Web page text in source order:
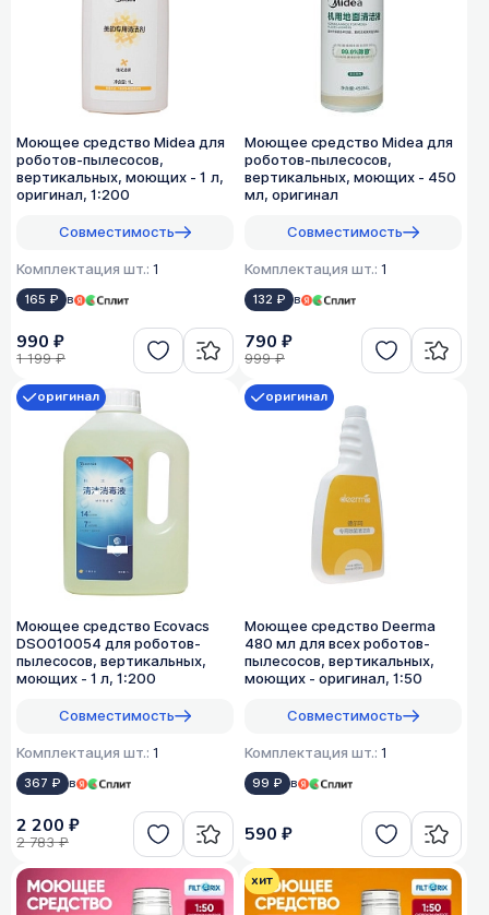
Моющее средство Midea для
роботов-пылесосов,
вертикальных, моющих - 1 л,
оригинал, 1:200
Совместимость
Комплектация шт.: 1
165 ₽ в
990 ₽
1 199 ₽
Моющее средство Midea для
роботов-пылесосов,
вертикальных, моющих - 450
мл, оригинал
Совместимость
Комплектация шт.: 1
132 ₽ в
790 ₽
999 ₽
Моющее средство Ecovacs
DSO010054 для роботов-
пылесосов, вертикальных,
моющих - 1 л, 1:200
Совместимость
Комплектация шт.: 1
367 ₽ в
оригинал
2 200 ₽
2 783 ₽
Моющее средство Deerma
480 мл для всех роботов-
пылесосов, вертикальных,
моющих - оригинал, 1:50
Совместимость
Комплектация шт.: 1
99 ₽ в
оригинал
590 ₽
хит